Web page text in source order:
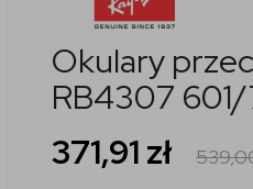
Okulary
RB4307 601/
371,91 zł